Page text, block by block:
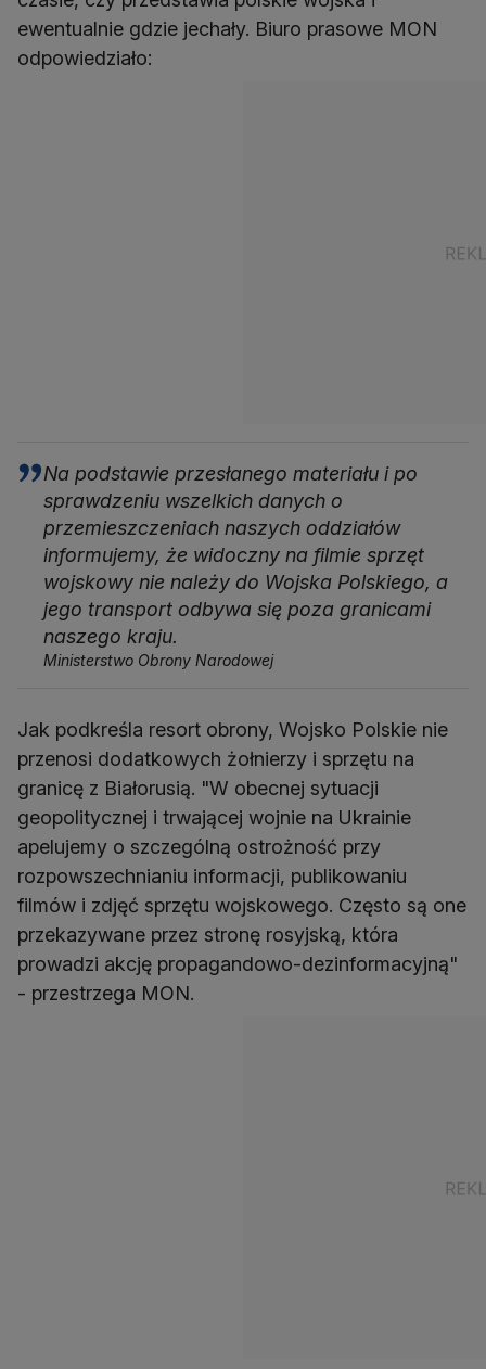
ewentualnie gdzie jechały. Biuro prasowe MON
odpowiedziało:
Na podstawie przesłanego materiału i po
sprawdzeniu wszelkich danych o
przemieszczeniach naszych oddziałów
informujemy, że widoczny na filmie sprzęt
wojskowy nie należy do Wojska Polskiego, a
jego transport odbywa się poza granicami
naszego kraju.
Ministerstwo Obrony Narodowej
Jak podkreśla resort obrony, Wojsko Polskie nie
przenosi dodatkowych żołnierzy i sprzętu na
granicę z Białorusią. "W obecnej sytuacji
geopolitycznej i trwającej wojnie na Ukrainie
apelujemy o szczególną ostrożność przy
rozpowszechnianiu informacji, publikowaniu
filmów i zdjęć sprzętu wojskowego. Często są one
przekazywane przez stronę rosyjską, która
prowadzi akcję propagandowo-dezinformacyjną"
- przestrzega MON.